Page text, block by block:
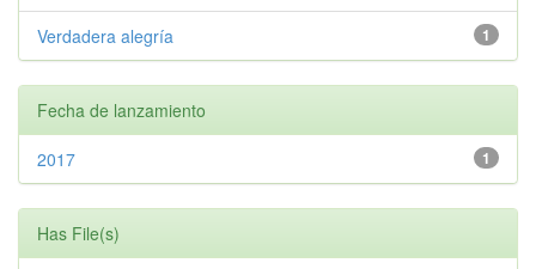
1
Verdadera alegría
Fecha de lanzamiento
1
2017
Has File(s)